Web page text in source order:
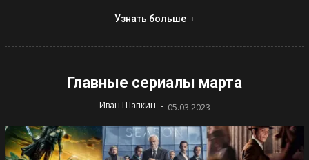
Узнать больше
Главные сериалы марта
Иван Шапкин - 05.03.2023